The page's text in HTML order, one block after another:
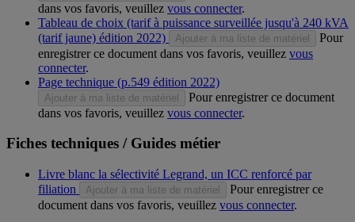
dans vos favoris, veuillez vous connecter.
Tableau de choix (tarif à puissance surveillée jusqu'à 240 kVA
(tarif jaune) édition 2022)
Ajouter à ma liste de matériel
Pour
enregistrer ce document dans vos favoris, veuillez vous
connecter.
Page technique (p.549 édition 2022)
Ajouter à ma liste de matériel
Pour enregistrer ce document
dans vos favoris, veuillez vous connecter.
Fiches techniques / Guides métier
Livre blanc la sélectivité Legrand, un ICC renforcé par
filiation
Ajouter à ma liste de matériel
Pour enregistrer ce
document dans vos favoris, veuillez vous connecter.